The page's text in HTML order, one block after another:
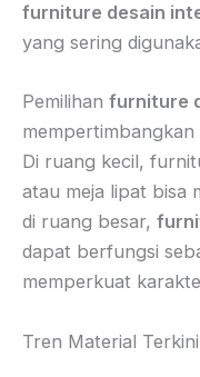
furniture desain
yang sering
Pemilihan furniture
Di ruang kecil,
atau meja lipat bisa
di ruang besar,
dapat berfungsi
memperkuat
Tren Material